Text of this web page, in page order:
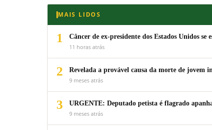
MAIS LIDOS
1
Câncer de ex-presidente dos Estados Unidos
11 horas atrás
2
Revelada a provável causa da morte de jovem
9 meses atrás
3
URGENTE: Deputado petista é flagrado
9 meses atrás